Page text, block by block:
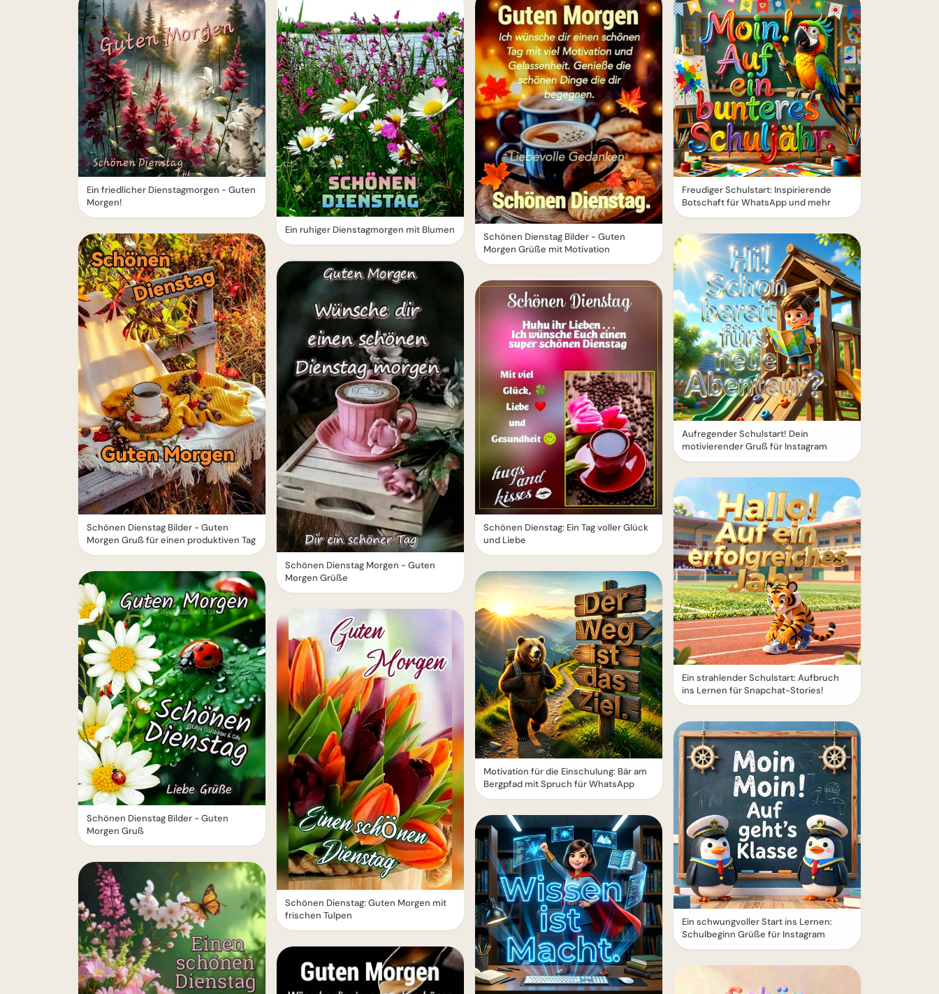
Ein friedlicher Dienstagmorgen - Guten
Morgen!
Schönen Dienstag Bilder - Guten
Morgen Gruß für einen produktiven Tag
Schönen Dienstag Bilder - Guten
Morgen Gruß
Ein ruhiger Dienstagmorgen mit Blumen
Schönen Dienstag Morgen - Guten
Morgen Grüße
Schönen Dienstag: Guten Morgen mit
frischen Tulpen
Schönen Dienstag Bilder - Guten
Morgen Grüße mit Motivation
Schönen Dienstag: Ein Tag voller Glück
und Liebe
Motivation für die Einschulung: Bär am
Bergpfad mit Spruch für WhatsApp
Freudiger Schulstart: Inspirierende
Botschaft für WhatsApp und mehr
Aufregender Schulstart! Dein
motivierender Gruß für Instagram
Ein strahlender Schulstart: Aufbruch
ins Lernen für Snapchat-Stories!
Ein schwungvoller Start ins Lernen:
Schulbeginn Grüße für Instagram